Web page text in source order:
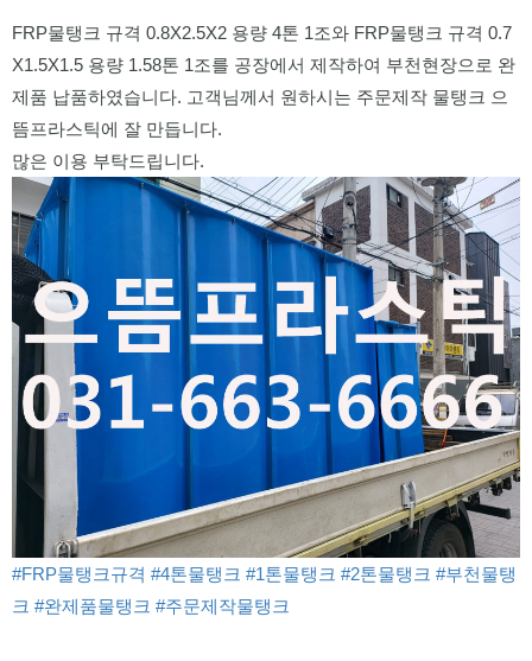
FRP물탱크 규격 0.8X2.5X2 용량 4톤 1조와 FRP물탱크 규격 0.7
X1.5X1.5 용량 1.58톤 1조를 공장에서 제작하여 부천현장으로 완
제품 납품하였습니다. 고객님께서 원하시는 주문제작 물탱크 으
뜸프라스틱에 잘 만듭니다.
많은 이용 부탁드립니다.
#FRP물탱크규격 #4톤물탱크 #1톤물탱크 #2톤물탱크 #부천물탱
크 #완제품물탱크 #주문제작물탱크